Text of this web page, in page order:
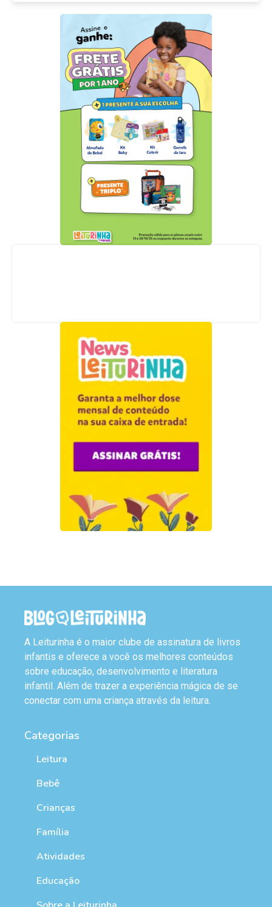
A Leiturinha é o maior clube de assinatura de livros
infantis e oferece a você os melhores conteúdos
sobre educação, desenvolvimento e literatura
infantil. Além de trazer a experiência mágica de se
conectar com uma criança através da leitura.
Categorias
Leitura
Bebê
Crianças
Família
Atividades
Educação